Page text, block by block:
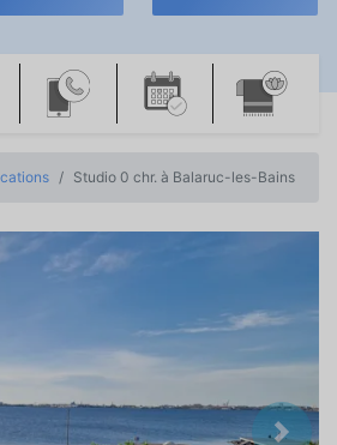
Studio 0 chr. à Balaruc-les-Bains